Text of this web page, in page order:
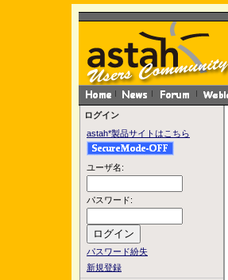
ログイン
astah*製品サイトはこちら
ユーザ名:
パスワード:
パスワード紛失
新規登録